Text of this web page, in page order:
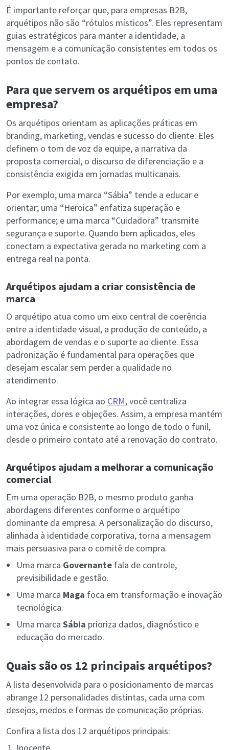
É importante reforçar que, para empresas B2B,
arquétipos não são “rótulos místicos”. Eles representam
guias estratégicos para manter a identidade, a
mensagem e a comunicação consistentes em todos os
pontos de contato.
Para que servem os arquétipos em uma
empresa?
Os arquétipos orientam as aplicações práticas em
branding, marketing, vendas e sucesso do cliente. Eles
definem o tom de voz da equipe, a narrativa da
proposta comercial, o discurso de diferenciação e a
consistência exigida em jornadas multicanais.
Por exemplo, uma marca “Sábia” tende a educar e
orientar; uma “Heroica” enfatiza superação e
performance; e uma marca “Cuidadora” transmite
segurança e suporte. Quando bem aplicados, eles
conectam a expectativa gerada no marketing com a
entrega real na ponta.
Arquétipos ajudam a criar consistência de
marca
O arquétipo atua como um eixo central de coerência
entre a identidade visual, a produção de conteúdo, a
abordagem de vendas e o suporte ao cliente. Essa
padronização é fundamental para operações que
desejam escalar sem perder a qualidade no
atendimento.
Ao integrar essa lógica ao CRM, você centraliza
interações, dores e objeções. Assim, a empresa mantém
uma voz única e consistente ao longo de todo o funil,
desde o primeiro contato até a renovação do contrato.
Arquétipos ajudam a melhorar a comunicação
comercial
Em uma operação B2B, o mesmo produto ganha
abordagens diferentes conforme o arquétipo
dominante da empresa. A personalização do discurso,
alinhada à identidade corporativa, torna a mensagem
mais persuasiva para o comitê de compra.
Uma marca Governante fala de controle,
previsibilidade e gestão.
Uma marca Maga foca em transformação e inovação
tecnológica.
Uma marca Sábia prioriza dados, diagnóstico e
educação do mercado.
Quais são os 12 principais arquétipos?
A lista desenvolvida para o posicionamento de marcas
abrange 12 personalidades distintas, cada uma com
desejos, medos e formas de comunicação próprias.
Confira a lista dos 12 arquétipos principais:
Inocente